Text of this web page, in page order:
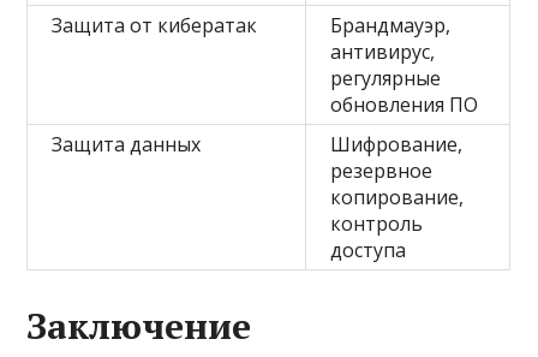
Защита от кибератак
Брандмауэр,
антивирус,
регулярные
обновления ПО
Защита данных
Шифрование,
резервное
копирование,
контроль
доступа
Заключение